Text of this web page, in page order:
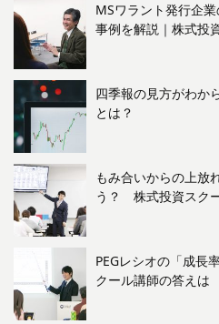
MSワラント発行企
事例を解説｜株式投
四季報の見方がわか
とは？
もみ合いからの上放
う？ 株式投資スク
PEGレシオの「成長
クール講師の答えは